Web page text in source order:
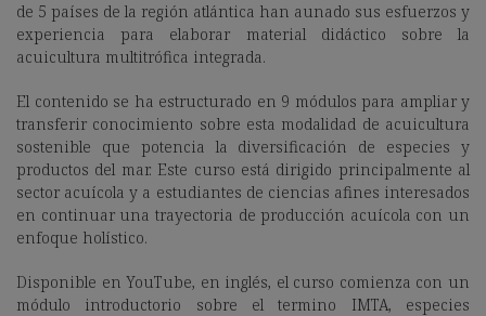
de 5 países de la región atlántica han aunado sus esfuerzos y
experiencia para elaborar material didáctico sobre la
acuicultura multitrófica integrada.
El contenido se ha estructurado en 9 módulos para ampliar y
transferir conocimiento sobre esta modalidad de acuicultura
sostenible que potencia la diversificación de especies y
productos del mar. Este curso está dirigido principalmente al
sector acuícola y a estudiantes de ciencias afines interesados
en continuar una trayectoria de producción acuícola con un
enfoque holístico.
Disponible en YouTube, en inglés, el curso comienza con un
módulo introductorio sobre el termino IMTA, especies